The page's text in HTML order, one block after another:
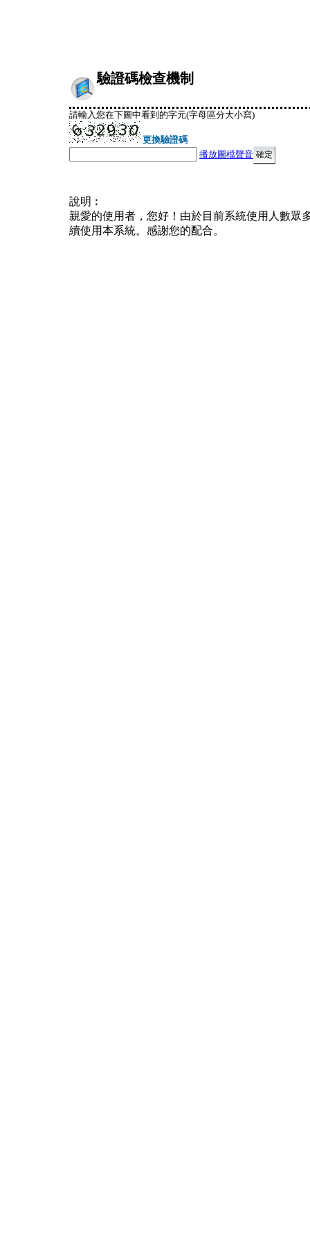
驗證碼檢查機制
請輸入您在下圖中看到的字元(字母區分大小寫)
更換驗證碼
播放圖檔聲音
說明︰
親愛的使用者，您好！由於目前系統使用人數眾
續使用本系統。感謝您的配合。